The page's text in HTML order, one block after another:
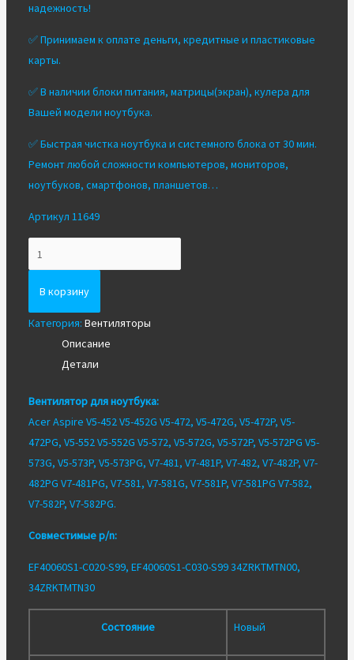
надежность!
✅ Принимаем к оплате деньги, кредитные и пластиковые
карты.
✅ В наличии блоки питания, матрицы(экран), кулера для
Вашей модели ноутбука.
✅ Быстрая чистка ноутбука и системного блока от 30 мин.
Ремонт любой сложности компьютеров, мониторов,
ноутбуков, смартфонов, планшетов…
Артикул 11649
Вентилятор/
Кулер
для
ноутбука
V7-
CPU
В корзину
Категория: Вентиляторы
Описание
Детали
Вентилятор для ноутбука:
Acer Aspire V5-452 V5-452G V5-472, V5-472G, V5-472P, V5-
472PG, V5-552 V5-552G V5-572, V5-572G, V5-572P, V5-572PG V5-
573G, V5-573P, V5-573PG, V7-481, V7-481P, V7-482, V7-482P, V7-
482PG V7-481PG, V7-581, V7-581G, V7-581P, V7-581PG V7-582,
V7-582P, V7-582PG.
Совместимые p/n:
EF40060S1-C020-S99, EF40060S1-C030-S99 34ZRKTMTN00,
34ZRKTMTN30
Состояние Новый